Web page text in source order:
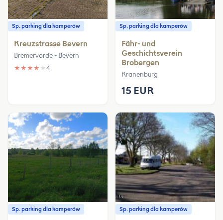
Sp. parking dla kamperów
Kreuzstrasse Bevern
Bremervörde - Bevern
★ ★ ★ ★ ★ 4
Sp. parking dla kamperów
Fähr- und
Geschichtsverein
Brobergen
Kranenburg
15 EUR
Sp. parking dla kamperów Sp. parking dla kamperów